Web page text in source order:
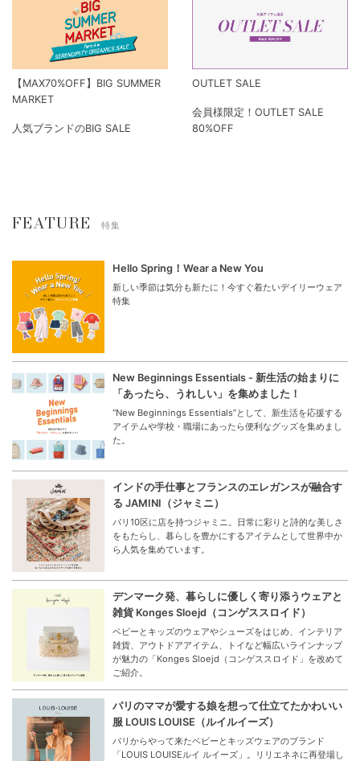
【MAX70%OFF】BIG SUMMER
MARKET
人気ブランドのBIG SALE
OUTLET SALE
会員様限定！OUTLET SALE
80%OFF
FEATURE 特集
Hello Spring！Wear a New You
新しい季節は気分も新たに！今すぐ着たいデイリーウェア
特集
New Beginnings Essentials - 新生活の始まりに
「あったら、うれしい」を集めました！
“New Beginnings Essentials”として、新生活を応援する
アイテムや学校・職場にあったら便利なグッズを集めまし
た。
インドの手仕事とフランスのエレガンスが融合す
る JAMINI（ジャミニ）
パリ10区に店を持つジャミニ。日常に彩りと詩的な美しさ
をもたらし、暮らしを豊かにするアイテムとして世界中か
ら人気を集めています。
デンマーク発、暮らしに優しく寄り添うウェアと
雑貨 Konges Sloejd（コンゲススロイド）
ベビーとキッズのウェアやシューズをはじめ、インテリア
雑貨、アウトドアアイテム、トイなど幅広いラインナップ
が魅力の「Konges Sloejd（コンゲススロイド」を改めて
ご紹介。
パリのママが愛する娘を想って仕立てたかわいい
服 LOUIS LOUISE（ルイルイーズ）
パリからやって来たベビーとキッズウェアのブランド
「LOUIS LOUISEルイ ルイーズ」。リリエネネに再登場し